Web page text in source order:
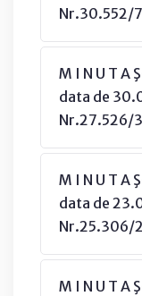
Nr.30.552/
M I N U T A
data de
Nr.27.526/
M I N U T A
data de
Nr.25.306/
M I N U T A